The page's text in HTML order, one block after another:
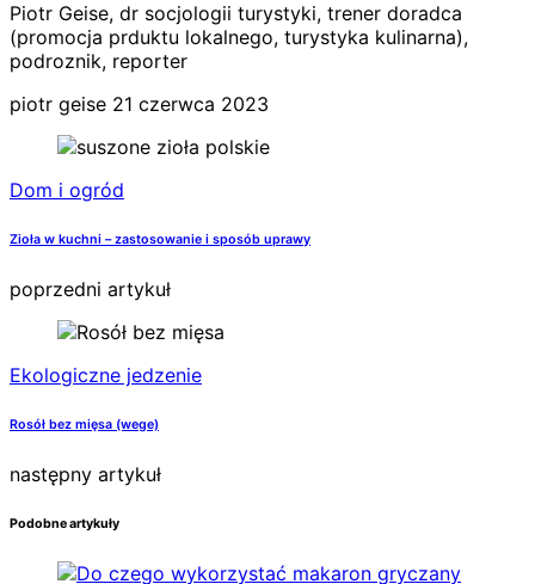
Piotr Geise, dr socjologii turystyki, trener doradca
(promocja prduktu lokalnego, turystyka kulinarna),
podroznik, reporter
piotr geise 21 czerwca 2023
Dom i ogród
Zioła w kuchni – zastosowanie i sposób uprawy
poprzedni artykuł
Ekologiczne jedzenie
Rosół bez mięsa (wege)
następny artykuł
Podobne artykuły